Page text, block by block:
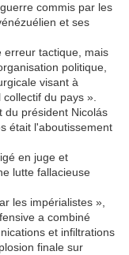
commis par les
et ses
erreur tactique, mais
politique,
visant à
du pays ».
du président Nicolás
était l'aboutissement
en juge et
lutte fallacieuse
les impérialistes »,
a combiné
et infiltrations
finale sur